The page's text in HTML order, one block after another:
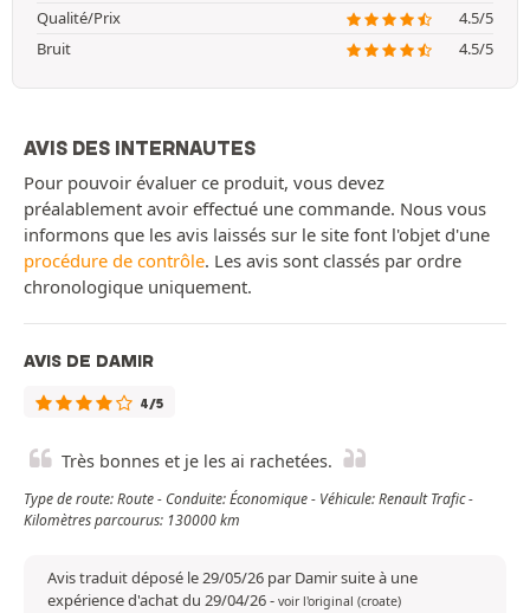
Qualité/Prix
4.5/5
Bruit
4.5/5
AVIS DES INTERNAUTES
Pour pouvoir évaluer ce produit, vous devez
préalablement avoir effectué une commande. Nous vous
informons que les avis laissés sur le site font l'objet d'une
procédure de contrôle. Les avis sont classés par ordre
chronologique uniquement.
AVIS DE DAMIR
4/5
Très bonnes et je les ai rachetées.
Type de route: Route - Conduite: Économique - Véhicule: Renault Trafic -
Kilomètres parcourus: 130000 km
Avis traduit déposé le 29/05/26 par Damir suite à une
expérience d'achat du 29/04/26- voir l'original (croate)